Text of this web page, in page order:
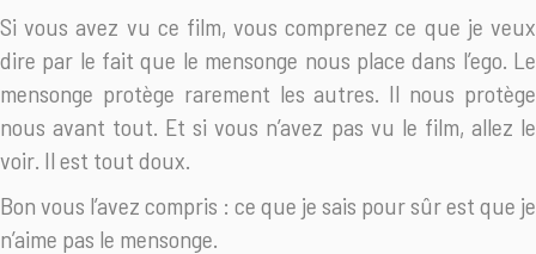
Si vous avez vu ce film, vous comprenez ce que je veux
dire par le fait que le mensonge nous place dans l’ego. Le
mensonge protège rarement les autres. Il nous protège
nous avant tout. Et si vous n’avez pas vu le film, allez le
voir. Il est tout doux.
Bon vous l’avez compris : ce que je sais pour sûr est que je
n’aime pas le mensonge.